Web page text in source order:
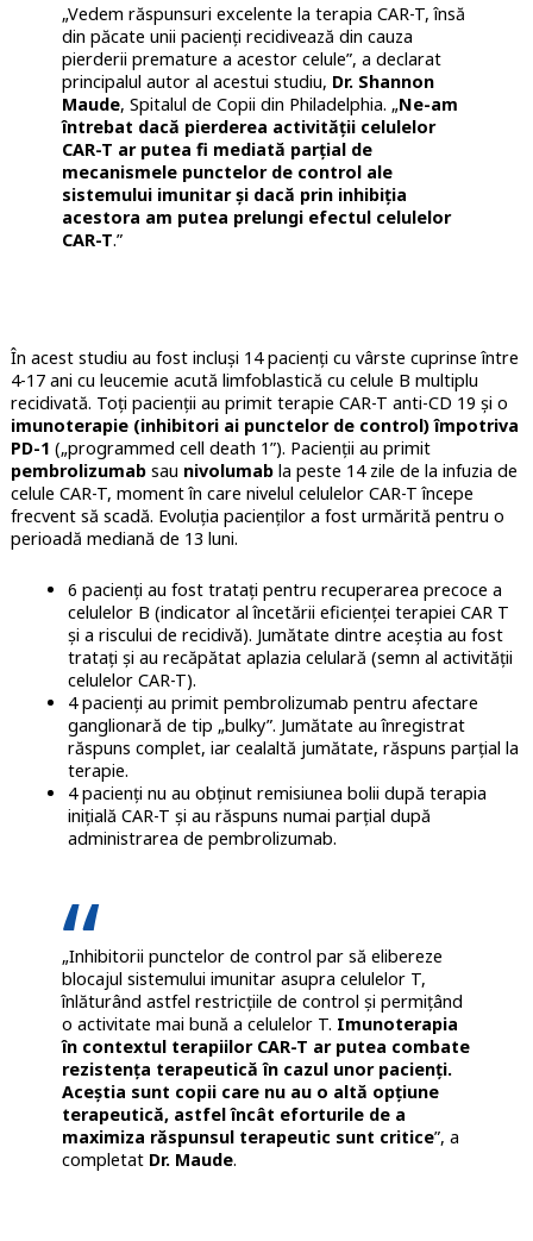
„Vedem răspunsuri excelente la terapia CAR-T, însă
din păcate unii pacienți recidivează din cauza
pierderii premature a acestor celule”, a declarat
principalul autor al acestui studiu, Dr. Shannon
Maude, Spitalul de Copii din Philadelphia. „Ne-am
întrebat dacă pierderea activității celulelor
CAR-T ar putea fi mediată parțial de
mecanismele punctelor de control ale
sistemului imunitar și dacă prin inhibiția
acestora am putea prelungi efectul celulelor
CAR-T.”
În acest studiu au fost incluși 14 pacienți cu vârste cuprinse între
4-17 ani cu leucemie acută limfoblastică cu celule B multiplu
recidivată. Toți pacienții au primit terapie CAR-T anti-CD 19 și o
imunoterapie (inhibitori ai punctelor de control) împotriva
PD-1 („programmed cell death 1”). Pacienții au primit
pembrolizumabsau nivolumabla peste 14 zile de la infuzia de
celule CAR-T, moment în care nivelul celulelor CAR-T începe
frecvent să scadă. Evoluția pacienților a fost urmărită pentru o
perioadă mediană de 13 luni.
6 pacienți au fost tratați pentru recuperarea precoce a
celulelor B (indicator al încetării eficienței terapiei CAR T
și a riscului de recidivă). Jumătate dintre aceștia au fost
tratați și au recăpătat aplazia celulară (semn al activității
celulelor CAR-T).
4 pacienți au primit pembrolizumab pentru afectare
ganglionară de tip „bulky”. Jumătate au înregistrat
răspuns complet, iar cealaltă jumătate, răspuns parțial la
terapie.
4 pacienți nu au obținut remisiunea bolii după terapia
inițială CAR-T și au răspuns numai parțial după
administrarea de pembrolizumab.
„Inhibitorii punctelor de control par să elibereze
blocajul sistemului imunitar asupra celulelor T,
înlăturând astfel restricțiile de control și permițând
o activitate mai bună a celulelor T. Imunoterapia
în contextul terapiilor CAR-T ar putea combate
rezistența terapeutică în cazul unor pacienți.
Aceștia sunt copii care nu au o altă opțiune
terapeutică, astfel încât eforturile de a
maximiza răspunsul terapeutic sunt critice”, a
completat Dr. Maude.